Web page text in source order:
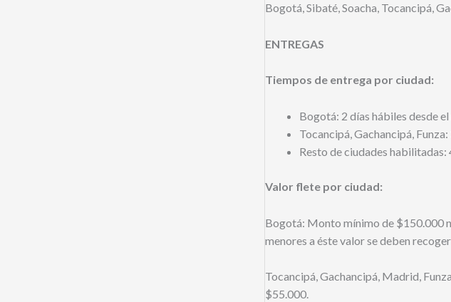
Bogotá, Sibaté, Soacha, Tocancipá,
ENTREGAS
Tiempos de entrega por ciudad:
Bogotá: 2 días hábiles desde
Tocancipá, Gachancipá,
Resto de ciudades habilitadas:
Valor flete por ciudad:
Bogotá: Monto mínimo de $150.000
menores a éste valor se deben recoger
Tocancipá, Gachancipá, Madrid,
$55.000.